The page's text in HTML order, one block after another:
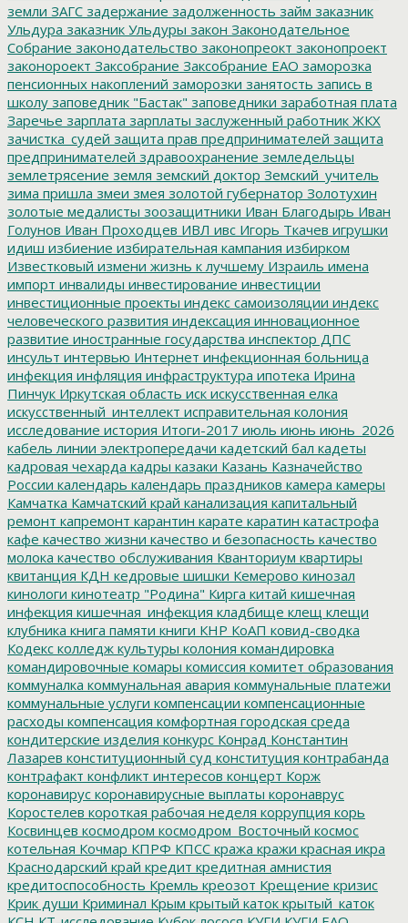
земли ЗАГС задержание задолженность займ заказник
Ульдура заказник Ульдуры закон Законодательное
Собрание законодательство законопреокт законопроект
законороект Заксобрание Заксобрание ЕАО заморозка
пенсионных накоплений заморозки занятость запись в
школу заповедник "Бастак" заповедники заработная плата
Заречье зарплата зарплаты заслуженный работник ЖКХ
зачистка_судей защита прав предпринимателей защита
предпринимателей здравоохранение земледельцы
землетрясение земля земский доктор Земский_учитель
зима пришла змеи змея золотой губернатор Золотухин
золотые медалисты зоозащитники Иван Благодырь Иван
Голунов Иван Проходцев ИВЛ ивс Игорь Ткачев игрушки
идиш избиение избирательная кампания избирком
Известковый измени жизнь к лучшему Израиль имена
импорт инвалиды инвестирование инвестиции
инвестиционные проекты индекс самоизоляции индекс
человеческого развития индексация инновационное
развитие иностранные государства инспектор ДПС
инсульт интервью Интернет инфекционная больница
инфекция инфляция инфраструктура ипотека Ирина
Пинчук Иркутская область иск искусственная елка
искусственный_интеллект исправительная колония
исследование история Итоги-2017 июль июнь июнь_2026
кабель линии электропередачи кадетский бал кадеты
кадровая чехарда кадры казаки Казань Казначейство
России календарь календарь праздников камера камеры
Камчатка Камчатский край канализация капитальный
ремонт капремонт карантин карате каратин катастрофа
кафе качество жизни качество и безопасность качество
молока качество обслуживания Кванториум квартиры
квитанция КДН кедровые шишки Кемерово кинозал
кинологи кинотеатр "Родина" Кирга китай кишечная
инфекция кишечная_инфекция кладбище клещ клещи
клубника книга памяти книги КНР КоАП ковид-сводка
Кодекс колледж культуры колония командировка
командировочные комары комиссия комитет образования
коммуналка коммунальная авария коммунальные платежи
коммунальные услуги компенсации компенсационные
расходы компенсация комфортная городская среда
кондитерские изделия конкурс Конрад Константин
Лазарев конституционный суд конституция контрабанда
контрафакт конфликт интересов концерт Корж
коронавирус коронавирусные выплаты коронаврус
Коростелев короткая рабочая неделя коррупция корь
Косвинцев космодром космодром_Восточный космос
котельная Кочмар КПРФ КПСС кража кражи красная икра
Краснодарский край кредит кредитная амнистия
кредитоспособность Кремль креозот Крещение кризис
Крик души Криминал Крым крытый каток крытый_каток